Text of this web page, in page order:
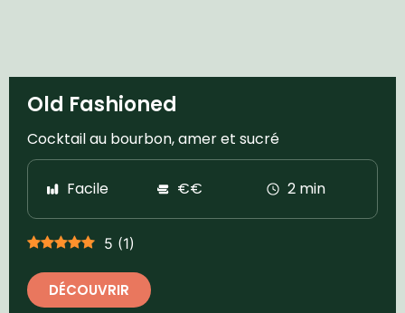
Old Fashioned
Cocktail au bourbon, amer et sucré
Facile €€ 2 min
5 (1)
DÉCOUVRIR